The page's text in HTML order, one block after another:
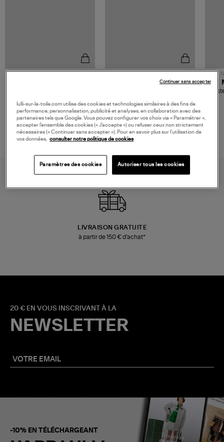
TORAL
LIVRAISON GRATUITE
à partir de 150 € d'achat*
20 € EN VOUS INSCRIVANT À LA
NEWSLETTER
-10% EN TÉLÉCHARGEANT
lulli-sur-la-toile.com utilise des cookies et technologies similaires à des fins de
performance, personnalisation, publicité et analyses, en collaboration avec des
partenaires tels que Google. Vous pouvez configurer vos choix via « Paramétrer »,
accepter l’ensemble des cookies (« J’accepte ») ou refuser ceux non strictement
nécessaires (« Continuer sans accepter »). Pour en savoir plus sur l’utilisation de
vos données,
consulter notre politique de cookies
Paramètres des cookies Autoriser tous les cookies
Continuer sans accepter